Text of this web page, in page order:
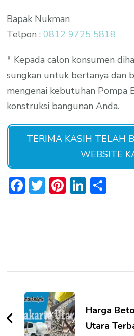
Bapak Nukman
Telpon :0812 9725 5818
* Kepada calon konsumen
sungkan untuk bertanya dan
mengenai kebutuhan Pompa
konstruksi bangunan Anda.
TERIMA KASIH TELAH
WEBSITE
Facebook
Twitter
Pinterest
NavigationHarga
Utara